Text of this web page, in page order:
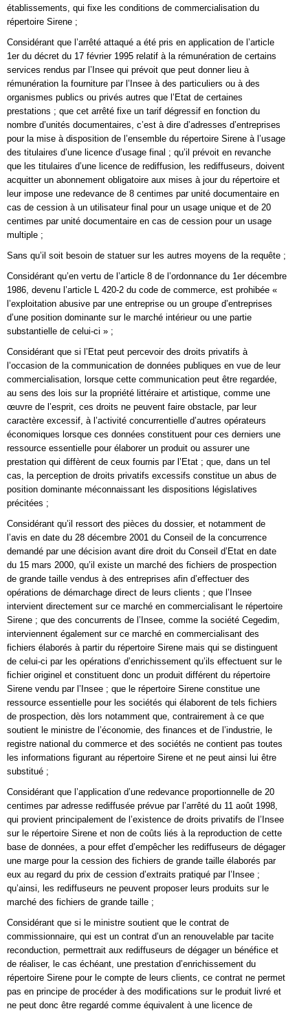
établissements, qui fixe les conditions de commercialisation du
répertoire Sirene ;
Considérant que l’arrêté attaqué a été pris en application de l’article
1er du décret du 17 février 1995 relatif à la rémunération de certains
services rendus par l’Insee qui prévoit que peut donner lieu à
rémunération la fourniture par l’Insee à des particuliers ou à des
organismes publics ou privés autres que l’Etat de certaines
prestations ; que cet arrêté fixe un tarif dégressif en fonction du
nombre d’unités documentaires, c’est à dire d’adresses d’entreprises
pour la mise à disposition de l’ensemble du répertoire Sirene à l’usage
des titulaires d’une licence d’usage final ; qu’il prévoit en revanche
que les titulaires d’une licence de rediffusion, les rediffuseurs, doivent
acquitter un abonnement obligatoire aux mises à jour du répertoire et
leur impose une redevance de 8 centimes par unité documentaire en
cas de cession à un utilisateur final pour un usage unique et de 20
centimes par unité documentaire en cas de cession pour un usage
multiple ;
Sans qu’il soit besoin de statuer sur les autres moyens de la requête ;
Considérant qu’en vertu de l’article 8 de l’ordonnance du 1er décembre
1986, devenu l’article L 420-2 du code de commerce, est prohibée «
l’exploitation abusive par une entreprise ou un groupe d’entreprises
d’une position dominante sur le marché intérieur ou une partie
substantielle de celui-ci » ;
Considérant que si l’Etat peut percevoir des droits privatifs à
l’occasion de la communication de données publiques en vue de leur
commercialisation, lorsque cette communication peut être regardée,
au sens des lois sur la propriété littéraire et artistique, comme une
œuvre de l’esprit, ces droits ne peuvent faire obstacle, par leur
caractère excessif, à l’activité concurrentielle d’autres opérateurs
économiques lorsque ces données constituent pour ces derniers une
ressource essentielle pour élaborer un produit ou assurer une
prestation qui diffèrent de ceux fournis par l’Etat ; que, dans un tel
cas, la perception de droits privatifs excessifs constitue un abus de
position dominante méconnaissant les dispositions législatives
précitées ;
Considérant qu’il ressort des pièces du dossier, et notamment de
l’avis en date du 28 décembre 2001 du Conseil de la concurrence
demandé par une décision avant dire droit du Conseil d’Etat en date
du 15 mars 2000, qu’il existe un marché des fichiers de prospection
de grande taille vendus à des entreprises afin d’effectuer des
opérations de démarchage direct de leurs clients ; que l’Insee
intervient directement sur ce marché en commercialisant le répertoire
Sirene ; que des concurrents de l’Insee, comme la société Cegedim,
interviennent également sur ce marché en commercialisant des
fichiers élaborés à partir du répertoire Sirene mais qui se distinguent
de celui-ci par les opérations d’enrichissement qu’ils effectuent sur le
fichier originel et constituent donc un produit différent du répertoire
Sirene vendu par l’Insee ; que le répertoire Sirene constitue une
ressource essentielle pour les sociétés qui élaborent de tels fichiers
de prospection, dès lors notamment que, contrairement à ce que
soutient le ministre de l’économie, des finances et de l’industrie, le
registre national du commerce et des sociétés ne contient pas toutes
les informations figurant au répertoire Sirene et ne peut ainsi lui être
substitué ;
Considérant que l’application d’une redevance proportionnelle de 20
centimes par adresse rediffusée prévue par l’arrêté du 11 août 1998,
qui provient principalement de l’existence de droits privatifs de l’Insee
sur le répertoire Sirene et non de coûts liés à la reproduction de cette
base de données, a pour effet d’empêcher les rediffuseurs de dégager
une marge pour la cession des fichiers de grande taille élaborés par
eux au regard du prix de cession d’extraits pratiqué par l’Insee ;
qu’ainsi, les rediffuseurs ne peuvent proposer leurs produits sur le
marché des fichiers de grande taille ;
Considérant que si le ministre soutient que le contrat de
commissionnaire, qui est un contrat d’un an renouvelable par tacite
reconduction, permettrait aux rediffuseurs de dégager un bénéfice et
de réaliser, le cas échéant, une prestation d’enrichissement du
répertoire Sirene pour le compte de leurs clients, ce contrat ne permet
pas en principe de procéder à des modifications sur le produit livré et
ne peut donc être regardé comme équivalent à une licence de